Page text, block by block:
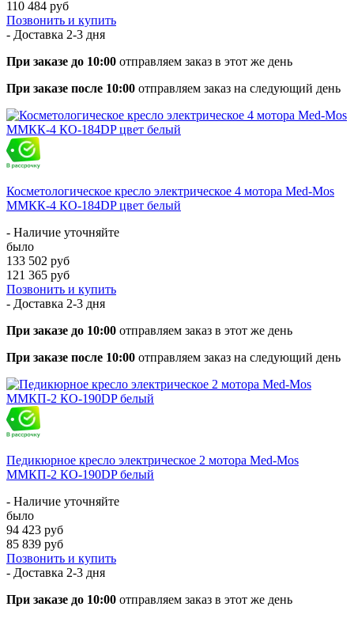
110 484 руб
Позвонить и купить
- Доставка 2-3 дня
При заказе до 10:00 отправляем заказ в этот же день
При заказе после 10:00 отправляем заказ на следующий день
Косметологическое кресло электрическое 4 мотора Med-Mos
ММКК-4 КО-184DP цвет белый
- Наличие уточняйте
было
133 502 руб
121 365 руб
Позвонить и купить
- Доставка 2-3 дня
При заказе до 10:00 отправляем заказ в этот же день
При заказе после 10:00 отправляем заказ на следующий день
Педикюрное кресло электрическое 2 мотора Med-Mos
ММКП-2 КО-190DP белый
- Наличие уточняйте
было
94 423 руб
85 839 руб
Позвонить и купить
- Доставка 2-3 дня
При заказе до 10:00 отправляем заказ в этот же день